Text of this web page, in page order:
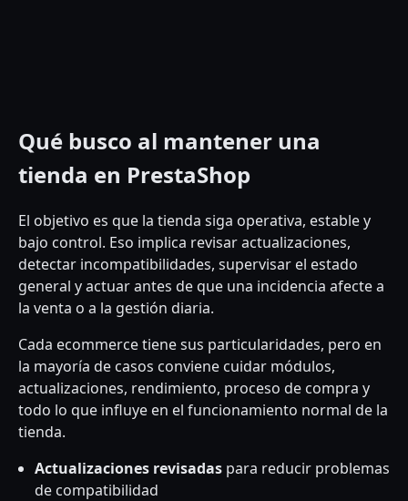
Qué busco al mantener una
tienda en PrestaShop
El objetivo es que la tienda siga operativa, estable y
bajo control. Eso implica revisar actualizaciones,
detectar incompatibilidades, supervisar el estado
general y actuar antes de que una incidencia afecte a
la venta o a la gestión diaria.
Cada ecommerce tiene sus particularidades, pero en
la mayoría de casos conviene cuidar módulos,
actualizaciones, rendimiento, proceso de compra y
todo lo que influye en el funcionamiento normal de la
tienda.
Actualizaciones revisadas para reducir problemas
de compatibilidad